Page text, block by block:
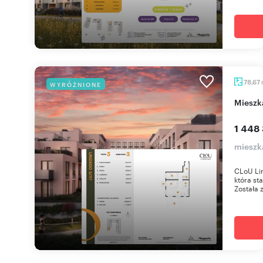
WYRÓŻNIONE 78,67
1 448
CLoU
która
Została